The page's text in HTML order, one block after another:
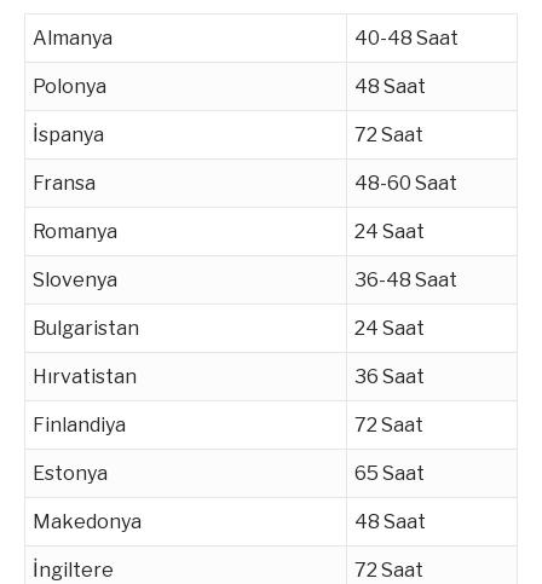
Almanya 40-48 Saat
Polonya 48 Saat
İspanya 72 Saat
Fransa 48-60 Saat
Romanya 24 Saat
Slovenya 36-48 Saat
Bulgaristan 24 Saat
Hırvatistan 36 Saat
Finlandiya 72 Saat
Estonya 65 Saat
Makedonya 48 Saat
İngiltere 72 Saat